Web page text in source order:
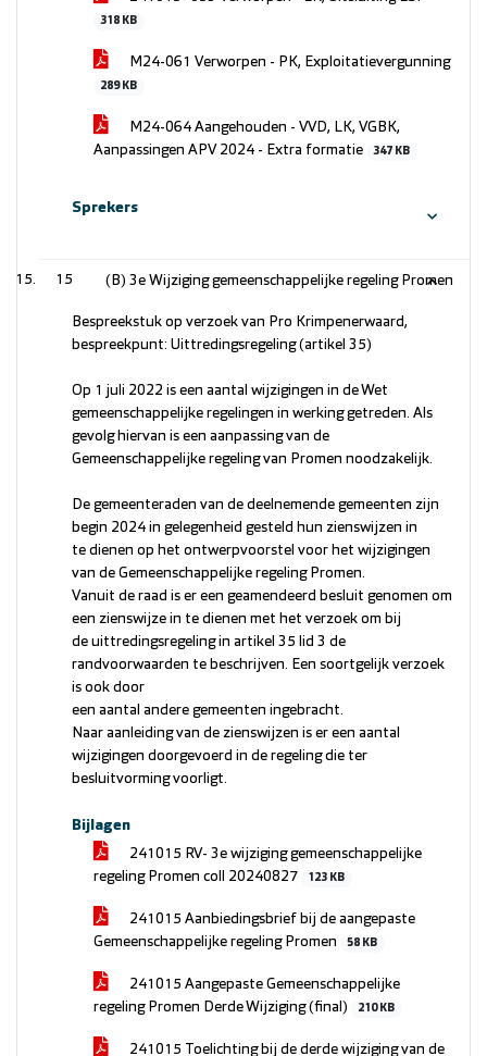
318 KB
M24-061 Verworpen - PK, Exploitatievergunning
289 KB
M24-064 Aangehouden - VVD, LK, VGBK,
Aanpassingen APV 2024 - Extra formatie
347 KB
Sprekers
15 (B) 3e Wijziging gemeenschappelijke regeling Promen
Bespreekstuk op verzoek van Pro Krimpenerwaard,
bespreekpunt: Uittredingsregeling (artikel 35)
Op 1 juli 2022 is een aantal wijzigingen in de Wet
gemeenschappelijke regelingen in werking getreden. Als
gevolg hiervan is een aanpassing van de
Gemeenschappelijke regeling van Promen noodzakelijk.
De gemeenteraden van de deelnemende gemeenten zijn
begin 2024 in gelegenheid gesteld hun zienswijzen in
te dienen op het ontwerpvoorstel voor het wijzigingen
van de Gemeenschappelijke regeling Promen.
Vanuit de raad is er een geamendeerd besluit genomen om
een zienswijze in te dienen met het verzoek om bij
de uittredingsregeling in artikel 35 lid 3 de
randvoorwaarden te beschrijven. Een soortgelijk verzoek
is ook door
een aantal andere gemeenten ingebracht.
Naar aanleiding van de zienswijzen is er een aantal
wijzigingen doorgevoerd in de regeling die ter
besluitvorming voorligt.
Bijlagen
241015 RV- 3e wijziging gemeenschappelijke
regeling Promen coll 20240827
123 KB
241015 Aanbiedingsbrief bij de aangepaste
Gemeenschappelijke regeling Promen
58 KB
241015 Aangepaste Gemeenschappelijke
regeling Promen Derde Wijziging (final)
210 KB
241015 Toelichting bij de derde wijziging van de